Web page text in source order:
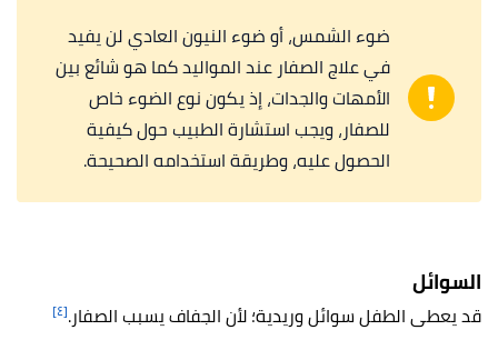
ضوء الشمس، أو ضوء النيون العادي لن يفيد
في علاج الصفار عند المواليد كما هو شائع بين
الأمهات والجدات، إذ يكون نوع الضوء خاص
للصفار، ويجب استشارة الطبيب حول كيفية
الحصول عليه، وطريقة استخدامه الصحيحة.
السوائل
قد يعطى الطفل سوائل وريدية؛ لأن الجفاف يسبب الصفار.[٤]